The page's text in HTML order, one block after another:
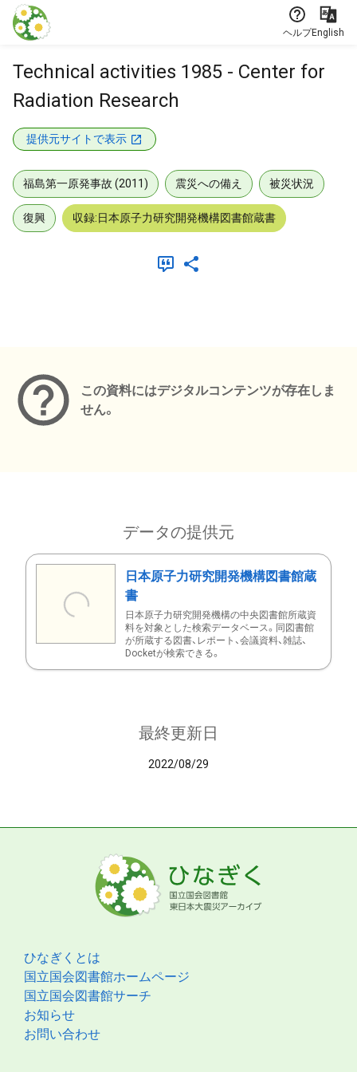
本文に飛ぶ
ヘルプEnglish
Technical activities 1985 - Center for
Radiation Research
提供元サイトで表示
福島第一原発事故 (2011) 震災への備え 被災状況
復興 収録:日本原子力研究開発機構図書館蔵書
この資料にはデジタルコンテンツが存在しま
せん。
データの提供元
日本原子力研究開発機構図書館蔵
書
日本原子力研究開発機構の中央図書館所蔵資
料を対象とした検索データベース。同図書館
が所蔵する図書、レポート、会議資料、雑誌、
Docketが検索できる。
最終更新日
2022/08/29
ひなぎくとは
国立国会図書館ホームページ
国立国会図書館サーチ
お知らせ
お問い合わせ